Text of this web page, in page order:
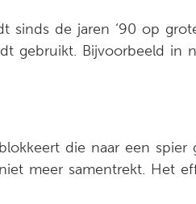
sinds de jaren ‘90 op
gebruikt. Bijvoorbeeld in
die naar een
meer samentrekt. Het